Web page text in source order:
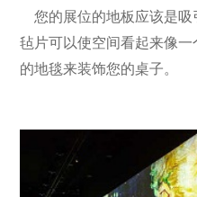
您的展位的地板应该是吸
毡片可以使空间看起来像
的地毯来装饰您的桌子。